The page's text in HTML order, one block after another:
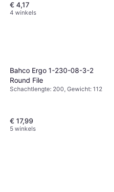
€ 4,17
4 winkels
Bahco Ergo 1-230-08-3-2
Round File
Schachtlengte: 200, Gewicht: 112
€ 17,99
5 winkels